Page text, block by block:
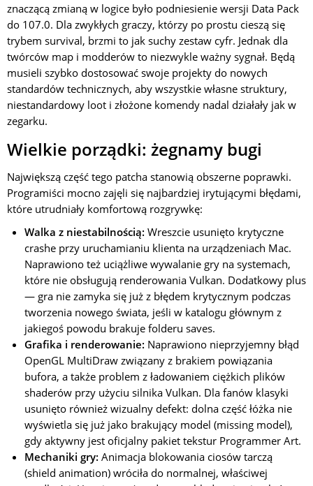
znaczącą zmianą w logice było podniesienie wersji Data Pack
do 107.0. Dla zwykłych graczy, którzy po prostu cieszą się
trybem survival, brzmi to jak suchy zestaw cyfr. Jednak dla
twórców map i modderów to niezwykle ważny sygnał. Będą
musieli szybko dostosować swoje projekty do nowych
standardów technicznych, aby wszystkie własne struktury,
niestandardowy loot i złożone komendy nadal działały jak w
zegarku.
Wielkie porządki: żegnamy bugi
Największą część tego patcha stanowią obszerne poprawki.
Programiści mocno zajęli się najbardziej irytującymi błędami,
które utrudniały komfortową rozgrywkę:
Walka z niestabilnością: Wreszcie usunięto krytyczne
crashe przy uruchamianiu klienta na urządzeniach Mac.
Naprawiono też uciążliwe wywalanie gry na systemach,
które nie obsługują renderowania Vulkan. Dodatkowy plus
— gra nie zamyka się już z błędem krytycznym podczas
tworzenia nowego świata, jeśli w katalogu głównym z
jakiegoś powodu brakuje folderu saves.
Grafika i renderowanie: Naprawiono nieprzyjemny błąd
OpenGL MultiDraw związany z brakiem powiązania
bufora, a także problem z ładowaniem ciężkich plików
shaderów przy użyciu silnika Vulkan. Dla fanów klasyki
usunięto również wizualny defekt: dolna część łóżka nie
wyświetla się już jako brakujący model (missing model),
gdy aktywny jest oficjalny pakiet tekstur Programmer Art.
Mechaniki gry: Animacja blokowania ciosów tarczą
(shield animation) wróciła do normalnej, właściwej